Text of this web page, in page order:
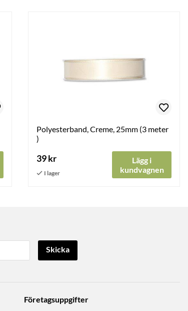
Polyesterband, Creme, 25mm (3 meter
)
39 kr
Lägg i
kundvagnen
Skicka
Företagsuppgifter